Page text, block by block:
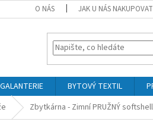
O NÁS JAK U NÁS NAKUPOVAT
GALANTERIE BYTOVÝ TEXTIL
Zbytkárna - Zimní PRUŽNÝ